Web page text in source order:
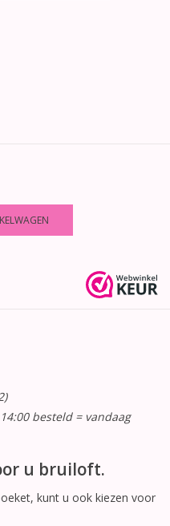
besteld = vandaag
u bruiloft.
kunt u ook kiezen voor